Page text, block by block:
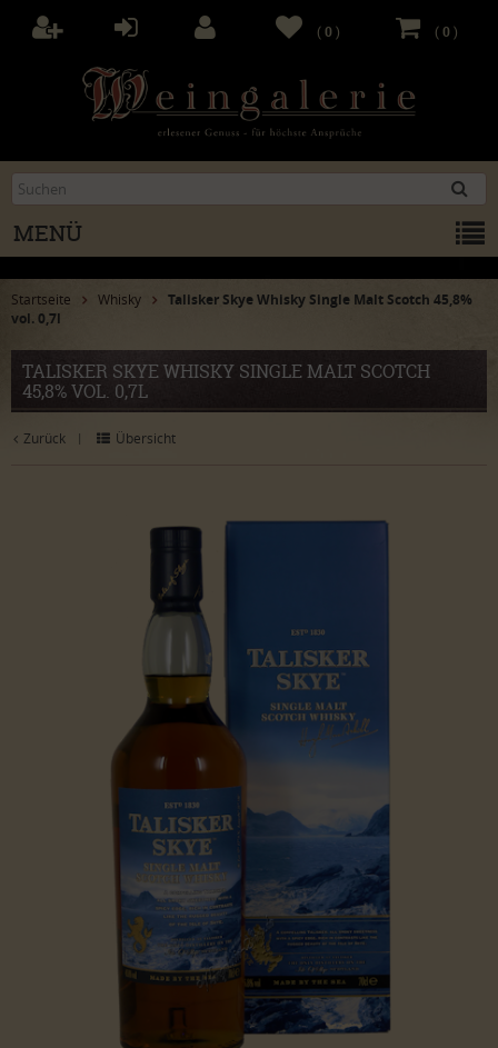
(0 )
(0 )
MENÜ
Startseite Whisky
Talisker Skye Whisky Single Malt Scotch 45,8%
vol. 0,7l
TALISKER SKYE WHISKY SINGLE MALT SCOTCH
45,8% VOL. 0,7L
Zurück | Übersicht